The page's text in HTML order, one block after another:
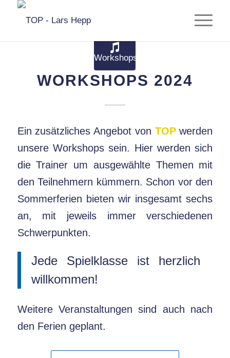
WORKSHOPS 2024
Ein zusätzliches Angebot von TOPwerden
unsere Workshops sein. Hier werden sich
die Trainer um ausgewählte Themen mit
den Teilnehmern kümmern. Schon vor den
Sommerferien bieten wir insgesamt sechs
an, mit jeweils immer verschiedenen
Schwerpunkten.
Jede Spielklasse ist herzlich
willkommen!
Weitere Veranstaltungen sind auch nach
den Ferien geplant.